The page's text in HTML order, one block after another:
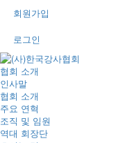
회원가입
로그인
협회 소개
인사말
협회 소개
주요 연혁
조직 및 임원
역대 회장단